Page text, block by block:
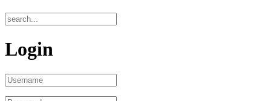
Login